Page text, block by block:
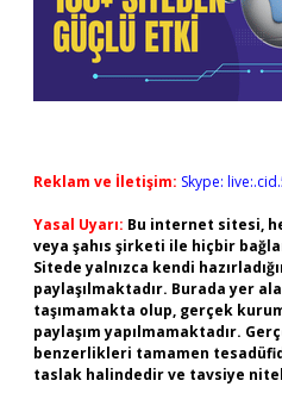
Reklam ve İletişim: Skype:
Yasal Uyarı: Bu internet sitesi,
veya şahıs şirketi ile hiçbir
Sitede yalnızca kendi
paylaşılmaktadır. Burada yer
taşımamakta olup, gerçek
paylaşım yapılmamaktadır.
benzerlikleri tamamen
taslak halindedir ve tavsiye